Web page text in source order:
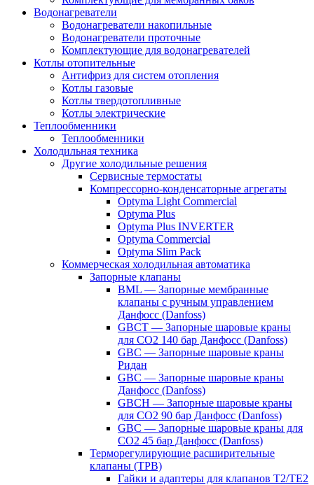
Водонагреватели
Водонагреватели накопильные
Водонагреватели проточные
Комплектующие для водонагревателей
Котлы отопительные
Антифриз для систем отопления
Котлы газовые
Котлы твердотопливные
Котлы электрические
Теплообменники
Теплообменники
Холодильная техника
Другие холодильные решения
Сервисные термостаты
Компрессорно-конденсаторные агрегаты
Optyma Light Commercial
Optyma Plus
Optyma Plus INVERTER
Optyma Commercial
Optyma Slim Pack
Коммерческая холодильная автоматика
Запорные клапаны
BML — Запорные мембранные
клапаны с ручным управлением
Данфосс (Danfoss)
GBCT — Запорные шаровые краны
для CO2 140 бар Данфосс (Danfoss)
GBC — Запорные шаровые краны
Ридан
GBC — Запорные шаровые краны
Данфосс (Danfoss)
GBCH — Запорные шаровые краны
для CO2 90 бар Данфосс (Danfoss)
GBC — Запорные шаровые краны для
CO2 45 бар Данфосс (Danfoss)
Терморегулирующие расширительные
клапаны (ТРВ)
Гайки и адаптеры для клапанов T2/TE2